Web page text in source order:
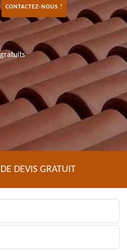
CONTACTEZ-NOUS !
DEVIS GRATUIT